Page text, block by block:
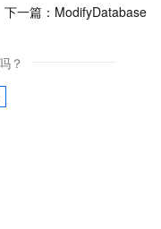
下一篇： ModifyDatabase
？